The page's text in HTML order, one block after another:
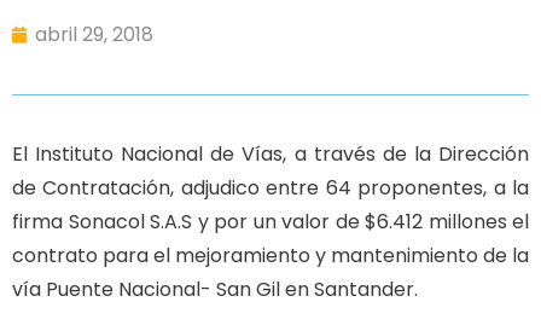
abril 29, 2018
El Instituto Nacional de Vías, a través de la Dirección
de Contratación, adjudico entre 64 proponentes, a la
firma Sonacol S.A.S y por un valor de $6.412 millones el
contrato para el mejoramiento y mantenimiento de la
vía Puente Nacional- San Gil en Santander.